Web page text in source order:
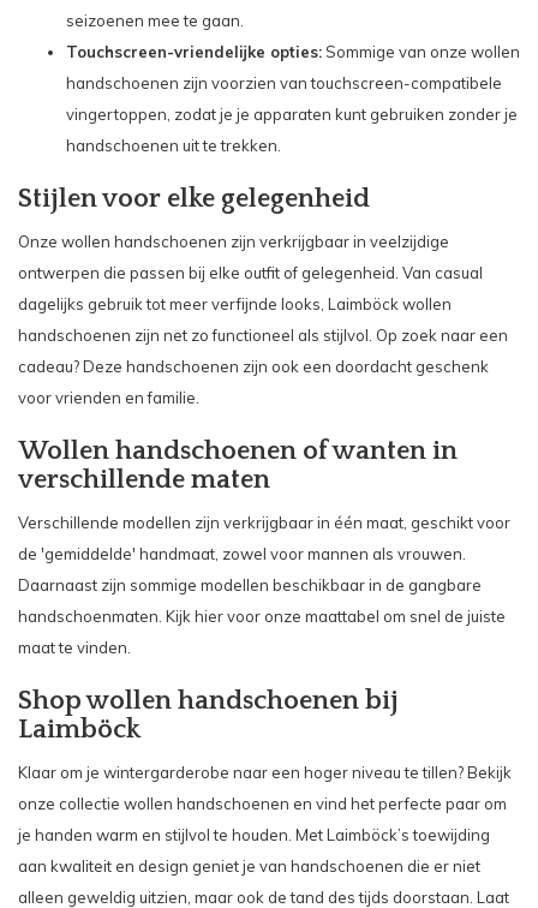
seizoenen mee te gaan.
Touchscreen-vriendelijke opties:Sommige van onze wollen
handschoenen zijn voorzien van touchscreen-compatibele
vingertoppen, zodat je je apparaten kunt gebruiken zonder je
handschoenen uit te trekken.
Stijlen voor elke gelegenheid
Onze wollen handschoenen zijn verkrijgbaar in veelzijdige
ontwerpen die passen bij elke outfit of gelegenheid. Van casual
dagelijks gebruik tot meer verfijnde looks, Laimböck wollen
handschoenen zijn net zo functioneel als stijlvol. Op zoek naar een
cadeau? Deze handschoenen zijn ook een doordacht geschenk
voor vrienden en familie.
Wollen handschoenen of wanten in
verschillende maten
Verschillende modellen zijn verkrijgbaar in één maat, geschikt voor
de 'gemiddelde' handmaat, zowel voor mannen als vrouwen.
Daarnaast zijn sommige modellen beschikbaar in de gangbare
handschoenmaten. Kijk hiervoor onze maattabel om snel de juiste
maat te vinden.
Shop wollen handschoenen bij
Laimböck
Klaar om je wintergarderobe naar een hoger niveau te tillen? Bekijk
onze collectie wollen handschoenen en vind het perfecte paar om
je handen warm en stijlvol te houden. Met Laimböck’s toewijding
aan kwaliteit en design geniet je van handschoenen die er niet
alleen geweldig uitzien, maar ook de tand des tijds doorstaan. Laat